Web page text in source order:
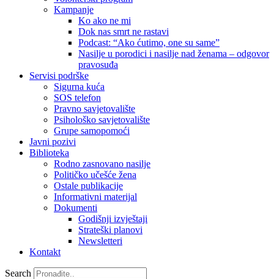
Kampanje
Ko ako ne mi
Dok nas smrt ne rastavi
Podcast: “Ako ćutimo, one su same”
Nasilje u porodici i nasilje nad ženama – odgovor
pravosuđa
Servisi podrške
Sigurna kuća
SOS telefon
Pravno savjetovalište
Psihološko savjetovalište
Grupe samopomoći
Javni pozivi
Biblioteka
Rodno zasnovano nasilje
Političko učešće žena
Ostale publikacije
Informativni materijal
Dokumenti
Godišnji izvještaji
Strateški planovi
Newsletteri
Kontakt
Search